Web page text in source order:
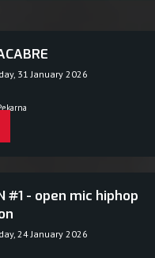
31 January 2026
#1 - open mic hiphop
24 January 2026